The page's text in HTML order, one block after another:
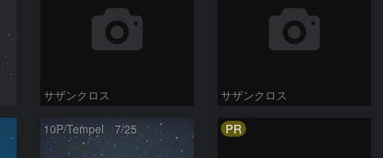
サザンクロス サザンクロス
10P/Tempel 7/25 PR